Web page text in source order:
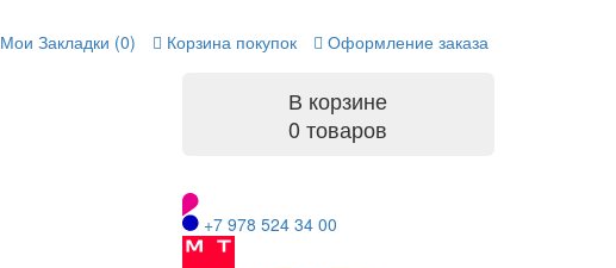
Мои Закладки (0) Корзина покупок
Оформление заказа
В корзине
0 товаров
+7 978 524 34 00